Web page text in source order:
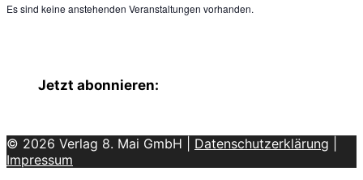
Es sind keine anstehenden Veranstaltungen vorhanden.
Jetzt abonnieren:
© 2026 Verlag 8. Mai GmbH | Datenschutzerklärung
Impressum